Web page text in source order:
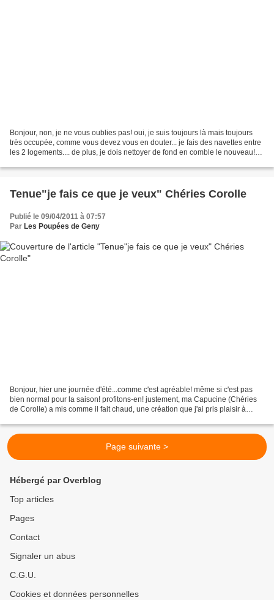
Bonjour, non, je ne vous oublies pas! oui, je suis toujours là mais toujours
très occupée, comme vous devez vous en douter... je fais des navettes entre
les 2 logements.... de plus, je dois nettoyer de fond en comble le nouveau!
Tenue"je fais ce que je veux" Chéries Corolle
Publié le 09/04/2011 à 07:57
Par Les Poupées de Geny
Bonjour, hier une journée d'été...comme c'est agréable! même si c'est pas
bien normal pour la saison! profitons-en! justement, ma Capucine (Chéries
de Corolle) a mis comme il fait chaud, une création que j'ai pris plaisir à
Page suivante >
Hébergé par Overblog
Top articles
Pages
Contact
Signaler un abus
C.G.U.
Cookies et données personnelles